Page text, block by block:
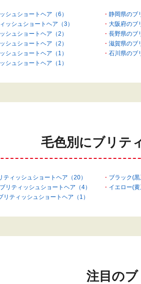
シュショートヘア（6）
静岡県のブ
ッシュショートヘア（3）
大阪府のブ
シュショートヘア（2）
長野県のブ
シュショートヘア（2）
滋賀県のブ
シュショートヘア（1）
石川県のブ
シュショートヘア（1）
毛色別にブリテ
ティッシュショートヘア（20）
ブラック(
リティッシュショートヘア（4）
イエロー(
リティッシュショートヘア（1）
注目の